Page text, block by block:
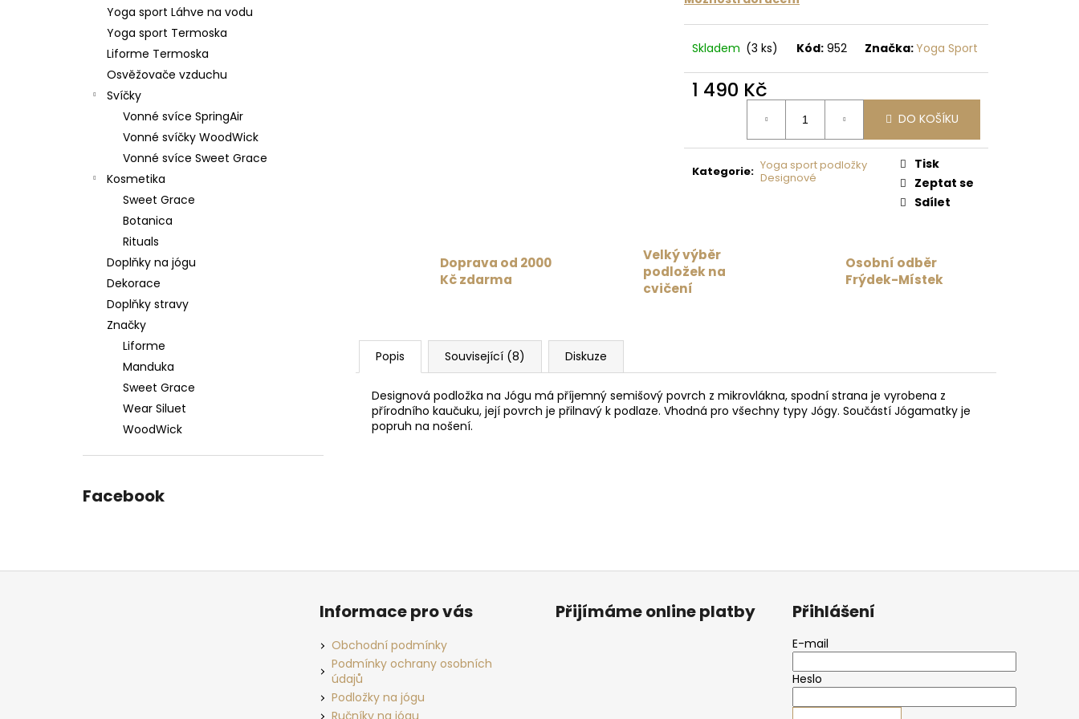
Yoga sport Láhve na vodu
Yoga sport Termoska
Liforme Termoska
Osvěžovače vzduchu
Svíčky
Vonné svíce SpringAir
Vonné svíčky WoodWick
Vonné svíce Sweet Grace
Kosmetika
Sweet Grace
Botanica
Rituals
Doplňky na jógu
Dekorace
Doplňky stravy
Značky
Liforme
Manduka
Sweet Grace
Wear Siluet
WoodWick
Facebook
Skladem (3 ks) Kód: 952 Značka:Yoga Sport
1 490 Kč
DO KOŠÍKU
Kategorie: Yoga sport podložky
Designové
Tisk
Zeptat se
Sdílet
Doprava od 2000
Kč zdarma
Velký výběr
podložek na
cvičení
Osobní odběr
Frýdek-Místek
Popis Související (8) Diskuze
Designová podložka na Jógu má příjemný semišový povrch z mikrovlákna, spodní strana je vyrobena z
přírodního kaučuku, její povrch je přilnavý k podlaze. Vhodná pro všechny typy Jógy. Součástí Jógamatky je
popruh na nošení.
59 Kč
1 099 Kč
Z
Informace pro vás
Obchodní podmínky
Podmínky ochrany osobních
údajů
Podložky na jógu
Ručníky na jógu
Přijímáme online platby Přihlášení
E-mail
Heslo